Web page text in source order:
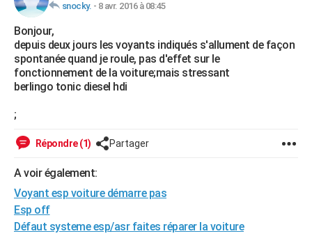
Essais
Réserver un essai
Citadines
Berlines
SUV
Forum auto
HIGH-TECH
Mobiles
Meilleur smartphone
Internet
Ordinateurs
Jeux vidéo
Guide high-tech
+BRICOLAGE
Forum
Aménagement intérieur
Extérieur
Cuisine
Salle de bains
Jardinage
Rangement
WEEK-END
SANTE
Destinations
City break
Voyage nature
Voyage de noces
Forum
Climat
+PHOTO
GUIDES D'ACHAT
snocky. - 8 avr. 2016 à 08:45
Bonjour,
depuis deux jours les voyants indiqués s'allument de façon
spontanée quand je roule, pas d'effet sur le
fonctionnement de la voiture;mais stressant
berlingo tonic diesel hdi
;
Répondre (1) Partager
A voir également:
Voyant esp voiture démarre pas
Esp off
Défaut systeme esp/asr faites réparer la voiture